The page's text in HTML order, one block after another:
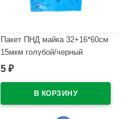
Пакет ПНД майка 32+16*60см
15мкм голубой/черный
ЗВЁЗДЫ (Ст.50/1000)
5 ₽